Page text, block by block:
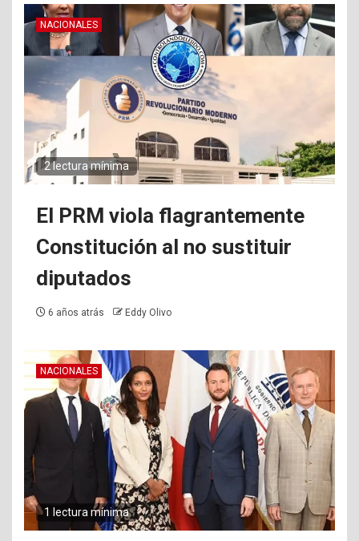
NACIONALES
2 lectura mínima
El PRM viola flagrantemente
Constitución al no sustituir
diputados
6 años atrás Eddy Olivo
NACIONALES
1 lectura mínima